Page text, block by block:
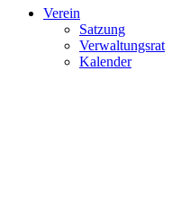
Verein
Satzung
Verwaltungsrat
Kalender